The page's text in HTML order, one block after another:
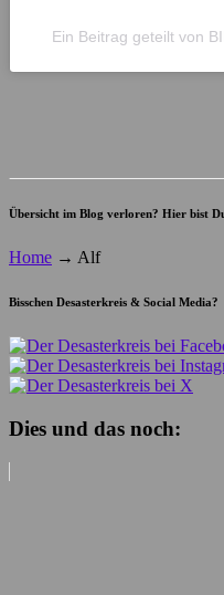
Ein Beitrag geteilt von
Übersicht im Blog verloren? Hier bist
Home → Alf
Bisschen Desasterkreis & Social Media?
Dies und das noch: